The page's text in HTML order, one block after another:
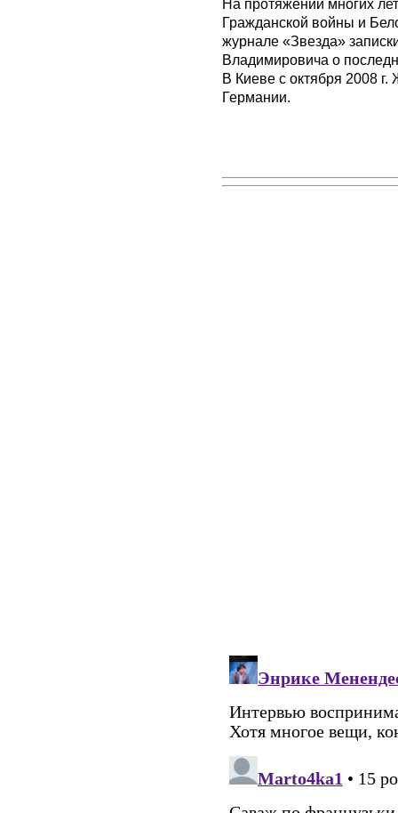
На протяжении многих
Гражданской войны и
журнале «Звезда»
Владимировича о
В Киеве с октября 2008
Германии.